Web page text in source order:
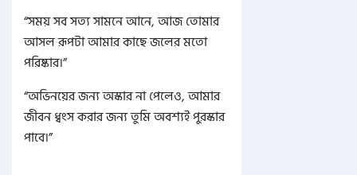
“সময় সব সত্য সামনে আনে, আজ তোমার
আসল রূপটা আমার কাছে জলের মতো
পরিষ্কার।”
“অভিনয়ের জন্য অস্কার না পেলেও, আমার
জীবন ধ্বংস করার জন্য তুমি অবশ্যই পুরস্কার
পাবে।”